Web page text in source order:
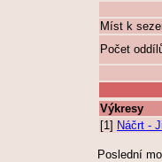
Míst k
Počet
Výkresy
[1] Náčrt -
Poslední